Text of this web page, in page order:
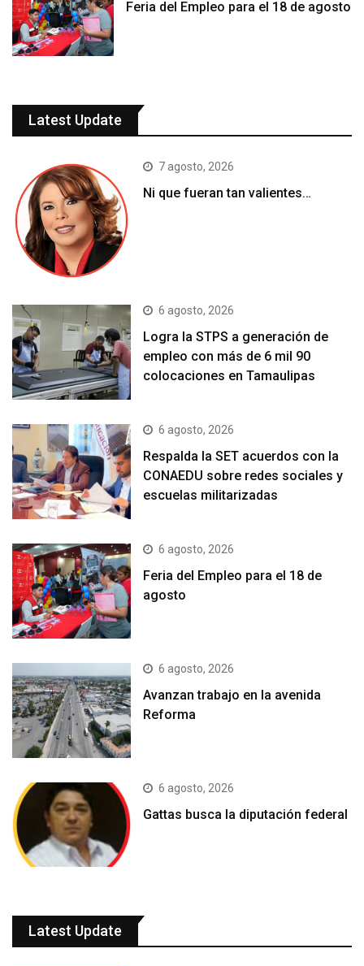
Feria del Empleo para el 18 de agosto
Latest Update
7 agosto, 2026
Ni que fueran tan valientes…
6 agosto, 2026
Logra la STPS a generación de
empleo con más de 6 mil 90
colocaciones en Tamaulipas
6 agosto, 2026
Respalda la SET acuerdos con la
CONAEDU sobre redes sociales y
escuelas militarizadas
6 agosto, 2026
Feria del Empleo para el 18 de
agosto
6 agosto, 2026
Avanzan trabajo en la avenida
Reforma
6 agosto, 2026
Gattas busca la diputación federal
Latest Update